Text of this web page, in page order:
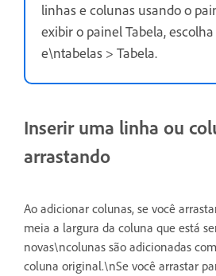
linhas e colunas usando o
exibir o painel Tabela,
e\ntabelas > Tabela.
Inserir uma linha ou
arrastando
Ao adicionar colunas, se você
meia a largura da coluna que está
novas\ncolunas são adicionadas
coluna original.\nSe você arrastar